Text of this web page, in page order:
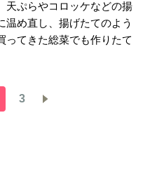
天ぷらやコロッケなどの揚
温め直し、揚げたてのよう
ってきた総菜でも作りたて
3